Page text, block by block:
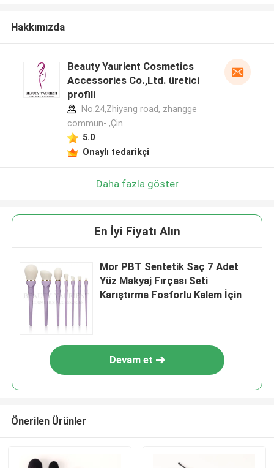
Hakkımızda
Beauty Yaurient Cosmetics
Accessories Co.,Ltd. üretici
profili
No.24,Zhiyang road, zhangge
commun- ,Çin
5.0
Onaylı tedarikçi
Daha fazla göster
En İyi Fiyatı Alın
Mor PBT Sentetik Saç 7 Adet
Yüz Makyaj Fırçası Seti
Karıştırma Fosforlu Kalem İçin
Devam et
Önerilen Ürünler